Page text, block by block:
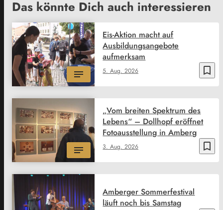
Das könnte Dich auch interessieren
bookmark_border
5. Aug. 2026
Eis-Aktion macht auf
Ausbildungsangebote
aufmerksam
bookmark_border
3. Aug. 2026
„Vom breiten Spektrum des
Lebens“ – Dollhopf eröffnet
Fotoausstellung in Amberg
Amberger Sommerfestival
läuft noch bis Samstag